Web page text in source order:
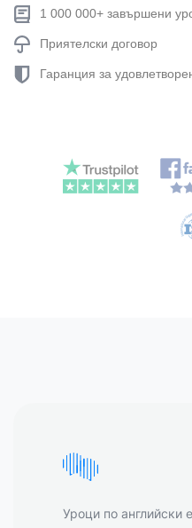
1 000 000+ завършени
Приятелски договор
Гаранция за
Уроци по английски